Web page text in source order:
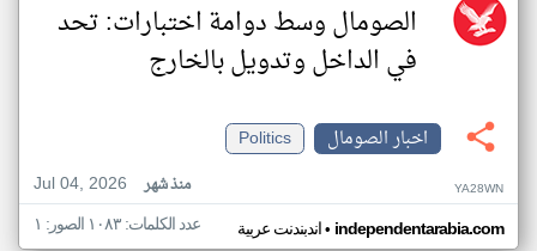
الصومال وسط دوامة اختبارات: تحد
في الداخل وتدويل بالخارج
اخبار الصومال
Politics
Jul 04, 2026
منذ شهر YA28WN
اندبندنت عربية• independentarabia.com عدد الكلمات: ١٠٨٣ الصور: ١